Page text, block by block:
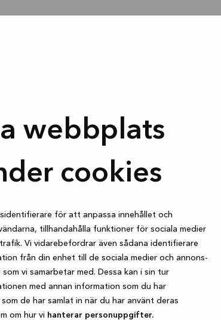
webbplats
cookies
för att anpassa innehållet och
tillhandahålla funktioner för sociala medier
Vi vidarebefordrar även sådana identifierare
från din enhet till de sociala medier och annons-
vi samarbetar med. Dessa kan i sin tur
med annan information som du har
de har samlat in när du har använt deras
om hur vi hanterar personuppgifter.
occurred while loadingwww.kvik.se (see the